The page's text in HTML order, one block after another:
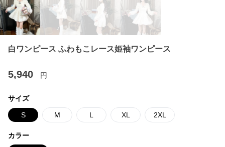
白ワンピース ふわもこレース姫袖ワンピース
5,940 円
サイズ
S M L XL 2XL
カラー